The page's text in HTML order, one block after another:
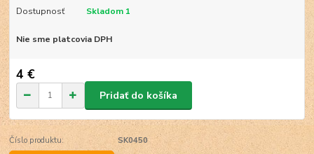
Dostupnosť Skladom 1
Nie sme platcovia DPH
4 €
Pridať do košíka
Číslo produktu:
SK0450